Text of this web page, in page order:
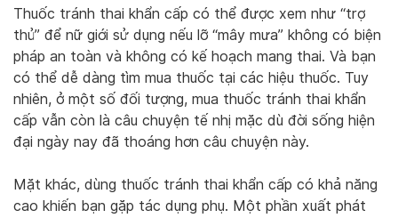
Thuốc tránh thai khẩn cấp có thể được xem như “trợ
thủ” để nữ giới sử dụng nếu lỡ “mây mưa” không có biện
pháp an toàn và không có kế hoạch mang thai. Và bạn
có thể dễ dàng tìm mua thuốc tại các hiệu thuốc. Tuy
nhiên, ở một số đối tượng, mua thuốc tránh thai khẩn
cấp vẫn còn là câu chuyện tế nhị mặc dù đời sống hiện
đại ngày nay đã thoáng hơn câu chuyện này.
Mặt khác, dùng thuốc tránh thai khẩn cấp có khả năng
cao khiến bạn gặp tác dụng phụ. Một phần xuất phát